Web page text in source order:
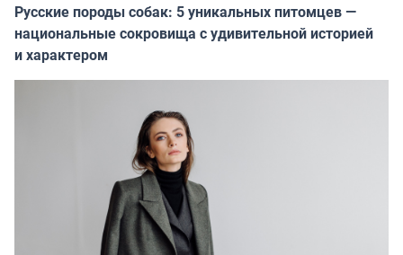
Русские породы собак: 5 уникальных питомцев —
национальные сокровища с удивительной историей
и характером